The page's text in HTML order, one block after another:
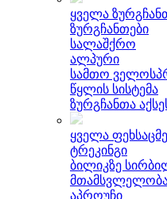
ყველა
ზურგჩანთები
სალაშქრო
ალპური
სამთო
წყლის სისტემა
ზურგჩანთა
ყველა
ტრეკინგი
ბილიკზე
აპროუჩი